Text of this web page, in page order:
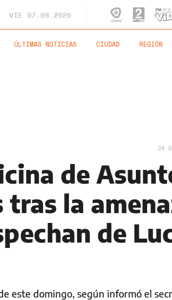
VIE 07.08.2026
ÚLTIMAS NOTICIAS CIUDAD REGIÓN
24
de
la
de
este domingo, según informó el